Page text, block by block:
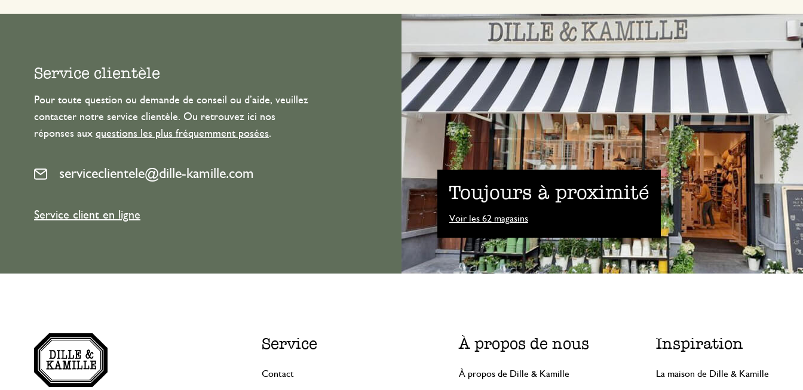
Toujours à proximité
Voir les 62 magasins
Service clientèle
Pour toute question ou demande de conseil ou d’aide, veuillez
contacter notre service clientèle. Ou retrouvez ici nos
réponses aux questions les plus fréquemment posées.
serviceclientele@dille-kamille.com
Service client en ligne
Service
Contact
À propos de nous
À propos de Dille & Kamille
Inspiration
La maison de Dille & Kamille